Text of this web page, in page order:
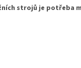
strojů je potřeba